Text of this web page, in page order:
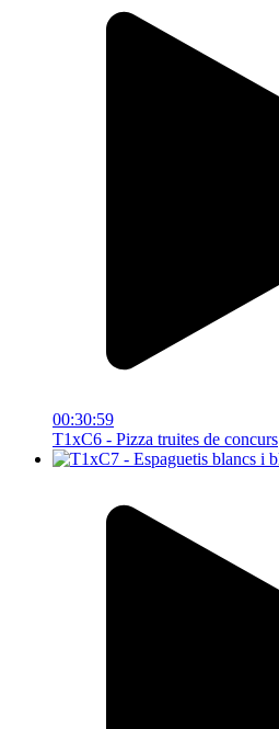
00:30:59
T1xC6 - Pizza truites de concurs